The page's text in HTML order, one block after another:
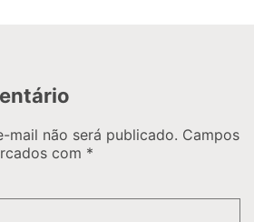
mail não será publicado. Campos
com *